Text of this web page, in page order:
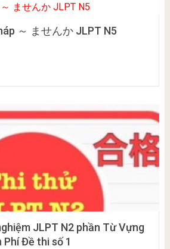
～ ませんか JLPT N5
JLPT N2 phần Từ Vựng
Phí Đề thi số 1